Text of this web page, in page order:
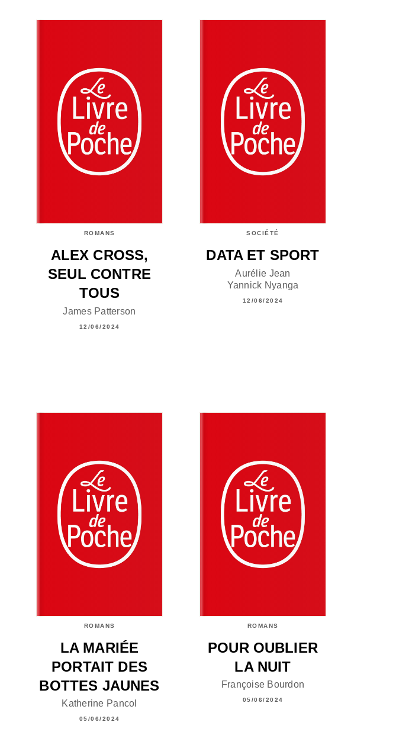
ROMANS
ALEX CROSS,
SEUL CONTRE
TOUS
James Patterson
12/06/2024
SOCIÉTÉ
DATA ET SPORT
Aurélie Jean
Yannick Nyanga
12/06/2024
ROMANS
LA MARIÉE
PORTAIT DES
BOTTES JAUNES
Katherine Pancol
05/06/2024
ROMANS
POUR OUBLIER
LA NUIT
Françoise Bourdon
05/06/2024